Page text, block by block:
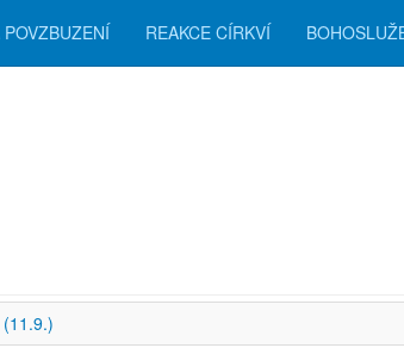
POVZBUZENÍ REAKCE CÍRKVÍ